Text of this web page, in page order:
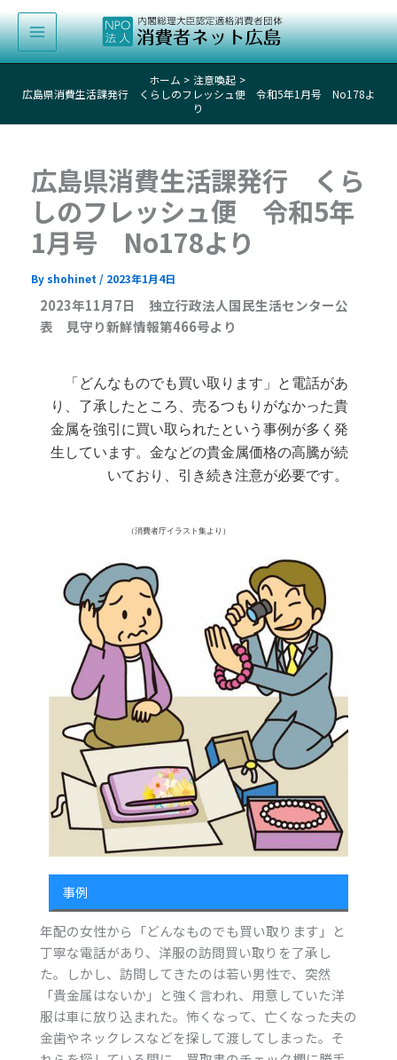
容
を
ホーム
注意喚起
広島県消費生活課発行 くらしのフレッシュ便 令和5年1月号 No178よ
り
広島県消費生活課発行 くら
しのフレッシュ便 令和5年
1月号 No178より
Byshohinet / 2023年1月4日
2023年11月7日 独立行政法人国民生活センター公
表 見守り新鮮情報第466号より
「どんなものでも買い取ります」と電話があ
り、了承したところ、売るつもりがなかった貴
金属を強引に買い取られたという事例が多く発
生しています。金などの貴金属価格の高騰が続
いており、引き続き注意が必要です。
（消費者庁イラスト集より）
事例
年配の女性から「どんなものでも買い取ります」と
丁寧な電話があり、洋服の訪問買い取りを了承し
た。しかし、訪問してきたのは若い男性で、突然
「貴金属はないか」と強く言われ、用意していた洋
服は車に放り込まれた。怖くなって、亡くなった夫の
金歯やネックレスなどを探して渡してしまった。そ